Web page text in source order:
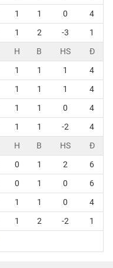
1 1 0
4
1 2 -3
1
H B HS
Đ
1 1 1
4
1 1 1
4
1 1 0
4
1 1 -2
4
H B HS
Đ
0 1 2
6
0 1 0
6
1 1 0
4
1 2 -2 1